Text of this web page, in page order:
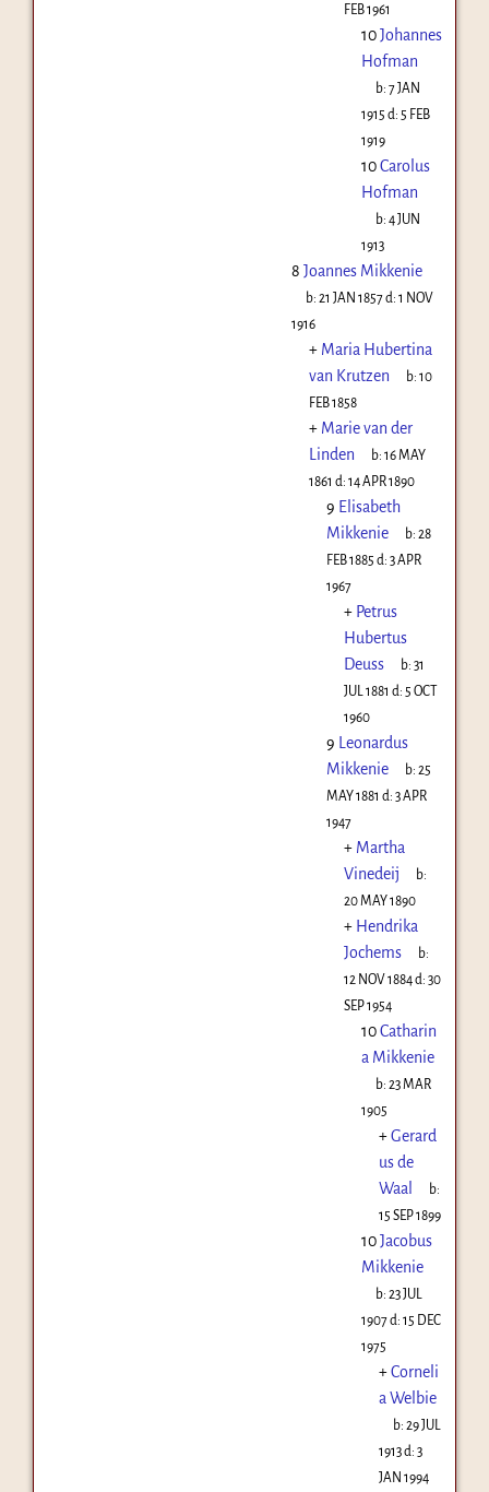
FEB 1961
10Johannes
Hofman
b:7 JAN
1915 d: 5 FEB
1919
10Carolus
Hofman
b:4 JUN
1913
8 Joannes Mikkenie
b:21 JAN 1857d:1 NOV
1916
+ Maria Hubertina
van Krutzen
b:10
FEB 1858
+ Marie van der
Linden
b:16 MAY
1861 d: 14 APR 1890
9 Elisabeth
Mikkenie
b:28
FEB 1885 d: 3 APR
1967
+ Petrus
Hubertus
Deuss
b:31
JUL 1881 d: 5 OCT
1960
9 Leonardus
Mikkenie
b:25
MAY 1881 d: 3 APR
1947
+ Martha
Vinedeij
b:
20 MAY 1890
+ Hendrika
Jochems
b:
12 NOV 1884d: 30
SEP 1954
10Catharin
a Mikkenie
b:23 MAR
1905
+Gerard
us de
Waal
b:
15 SEP 1899
10Jacobus
Mikkenie
b:23 JUL
1907d: 15 DEC
1975
+Corneli
a Welbie
b:29 JUL
1913d: 3
JAN 1994